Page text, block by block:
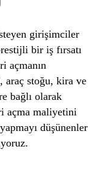
girişimciler
bir iş fırsatı
açmanın
araç stoğu, kira ve
bağlı olarak
açma maliyetini
düşünenler